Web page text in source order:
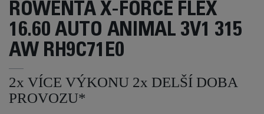
ROWENTA X-FORCE FLEX
16.60 AUTO ANIMAL 3V1 315
AW RH9C71E0
2x VÍCE VÝKONU 2x DELŠÍ DOBA
PROVOZU*